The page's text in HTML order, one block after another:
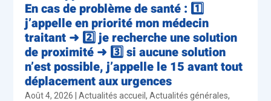
En cas de problème de santé : 1️⃣
j’appelle en priorité mon médecin
traitant ➜ 2️⃣ je recherche une solution
de proximité ➜ 3️⃣ si aucune solution
n’est possible, j’appelle le 15 avant tout
déplacement aux urgences
Août 4, 2026 |Actualités accueil,Actualités générales,